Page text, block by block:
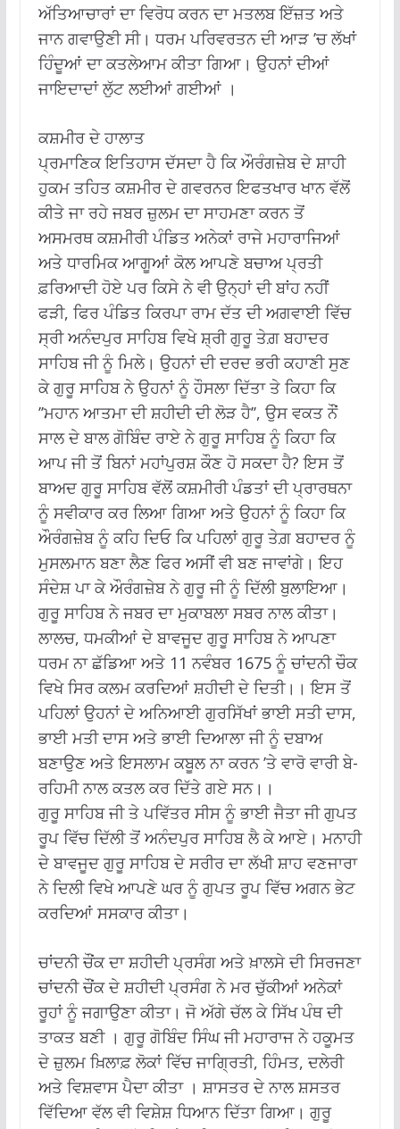
ਅੱਤਿਆਚਾਰਾਂ ਦਾ ਵਿਰੋਧ ਕਰਨ ਦਾ ਮਤਲਬ ਇੱਜ਼ਤ ਅਤੇ
ਜਾਨ ਗਵਾਉਣੀ ਸੀ। ਧਰਮ ਪਰਿਵਰਤਨ ਦੀ ਆੜ ’ਚ ਲੱਖਾਂ
ਹਿੰਦੂਆਂ ਦਾ ਕਤਲੇਆਮ ਕੀਤਾ ਗਿਆ। ਉਹਨਾਂ ਦੀਆਂ
ਜਾਇਦਾਦਾਂ ਲੁੱਟ ਲਈਆਂ ਗਈਆਂ ।
ਕਸ਼ਮੀਰ ਦੇ ਹਾਲਾਤ
ਪ੍ਰਮਾਣਿਕ ਇਤਿਹਾਸ ਦੱਸਦਾ ਹੈ ਕਿ ਔਰੰਗਜ਼ੇਬ ਦੇ ਸ਼ਾਹੀ
ਹੁਕਮ ਤਹਿਤ ਕਸ਼ਮੀਰ ਦੇ ਗਵਰਨਰ ਇਫਤਖਾਰ ਖਾਨ ਵੱਲੋਂ
ਕੀਤੇ ਜਾ ਰਹੇ ਜਬਰ ਜ਼ੁਲਮ ਦਾ ਸਾਹਮਣਾ ਕਰਨ ਤੋਂ
ਅਸਮਰਥ ਕਸ਼ਮੀਰੀ ਪੰਡਿਤ ਅਨੇਕਾਂ ਰਾਜੇ ਮਹਾਰਾਜਿਆਂ
ਅਤੇ ਧਾਰਮਿਕ ਆਗੂਆਂ ਕੋਲ ਆਪਣੇ ਬਚਾਅ ਪ੍ਰਤੀ
ਫ਼ਰਿਆਦੀ ਹੋਏ ਪਰ ਕਿਸੇ ਨੇ ਵੀ ਉਨ੍ਹਾਂ ਦੀ ਬਾਂਹ ਨਹੀਂ
ਫੜੀ, ਫਿਰ ਪੰਡਿਤ ਕਿਰਪਾ ਰਾਮ ਦੱਤ ਦੀ ਅਗਵਾਈ ਵਿੱਚ
ਸ੍ਰੀ ਅਨੰਦਪੁਰ ਸਾਹਿਬ ਵਿਖੇ ਸ਼੍ਰੀ ਗੁਰੂ ਤੇਗ਼ ਬਹਾਦਰ
ਸਾਹਿਬ ਜੀ ਨੂੰ ਮਿਲੇ। ਉਹਨਾਂ ਦੀ ਦਰਦ ਭਰੀ ਕਹਾਣੀ ਸੁਣ
ਕੇ ਗੁਰੂ ਸਾਹਿਬ ਨੇ ਉਹਨਾਂ ਨੂੰ ਹੌਸਲਾ ਦਿੱਤਾ ਤੇ ਕਿਹਾ ਕਿ
’’ਮਹਾਨ ਆਤਮਾ ਦੀ ਸ਼ਹੀਦੀ ਦੀ ਲੋੜ ਹੈ’’, ਉਸ ਵਕਤ ਨੌਂ
ਸਾਲ ਦੇ ਬਾਲ ਗੋਬਿੰਦ ਰਾਏ ਨੇ ਗੁਰੂ ਸਾਹਿਬ ਨੂੰ ਕਿਹਾ ਕਿ
ਆਪ ਜੀ ਤੋਂ ਬਿਨਾਂ ਮਹਾਂਪੁਰਸ਼ ਕੌਣ ਹੋ ਸਕਦਾ ਹੈ? ਇਸ ਤੋਂ
ਬਾਅਦ ਗੁਰੂ ਸਾਹਿਬ ਵੱਲੋਂ ਕਸ਼ਮੀਰੀ ਪੰਡਤਾਂ ਦੀ ਪ੍ਰਾਰਥਨਾ
ਨੂੰ ਸਵੀਕਾਰ ਕਰ ਲਿਆ ਗਿਆ ਅਤੇ ਉਹਨਾਂ ਨੂੰ ਕਿਹਾ ਕਿ
ਔਰੰਗਜ਼ੇਬ ਨੂੰ ਕਹਿ ਦਿਓ ਕਿ ਪਹਿਲਾਂ ਗੁਰੂ ਤੇਗ਼ ਬਹਾਦਰ ਨੂੰ
ਮੁਸਲਮਾਨ ਬਣਾ ਲੈਣ ਫਿਰ ਅਸੀਂ ਵੀ ਬਣ ਜਾਵਾਂਗੇ। ਇਹ
ਸੰਦੇਸ਼ ਪਾ ਕੇ ਔਰੰਗਜ਼ੇਬ ਨੇ ਗੁਰੂ ਜੀ ਨੂੰ ਦਿੱਲੀ ਬੁਲਾਇਆ।
ਗੁਰੂ ਸਾਹਿਬ ਨੇ ਜਬਰ ਦਾ ਮੁਕਾਬਲਾ ਸਬਰ ਨਾਲ ਕੀਤਾ।
ਲਾਲਚ, ਧਮਕੀਆਂ ਦੇ ਬਾਵਜੂਦ ਗੁਰੂ ਸਾਹਿਬ ਨੇ ਆਪਣਾ
ਧਰਮ ਨਾ ਛੱਡਿਆ ਅਤੇ 11 ਨਵੰਬਰ 1675 ਨੂੰ ਚਾਂਦਨੀ ਚੌਕ
ਵਿਖੇ ਸਿਰ ਕਲਮ ਕਰਦਿਆਂ ਸ਼ਹੀਦੀ ਦੇ ਦਿਤੀ।। ਇਸ ਤੋਂ
ਪਹਿਲਾਂ ਉਹਨਾਂ ਦੇ ਅਨਿਆਈ ਗੁਰਸਿੱਖਾਂ ਭਾਈ ਸਤੀ ਦਾਸ,
ਭਾਈ ਮਤੀ ਦਾਸ ਅਤੇ ਭਾਈ ਦਿਆਲਾ ਜੀ ਨੂੰ ਦਬਾਅ
ਬਣਾਉਣ ਅਤੇ ਇਸਲਾਮ ਕਬੂਲ ਨਾ ਕਰਨ ’ਤੇ ਵਾਰੋ ਵਾਰੀ ਬੇ-
ਰਹਿਮੀ ਨਾਲ ਕਤਲ ਕਰ ਦਿੱਤੇ ਗਏ ਸਨ।।
ਗੁਰੂ ਸਾਹਿਬ ਜੀ ਤੇ ਪਵਿੱਤਰ ਸੀਸ ਨੂੰ ਭਾਈ ਜੈਤਾ ਜੀ ਗੁਪਤ
ਰੂਪ ਵਿੱਚ ਦਿੱਲੀ ਤੋਂ ਅਨੰਦਪੁਰ ਸਾਹਿਬ ਲੈ ਕੇ ਆਏ। ਮਨਾਹੀ
ਦੇ ਬਾਵਜੂਦ ਗੁਰੂ ਸਾਹਿਬ ਦੇ ਸਰੀਰ ਦਾ ਲੱਖੀ ਸ਼ਾਹ ਵਣਜਾਰਾ
ਨੇ ਦਿਲੀ ਵਿਖੇ ਆਪਣੇ ਘਰ ਨੂੰ ਗੁਪਤ ਰੂਪ ਵਿੱਚ ਅਗਨ ਭੇਟ
ਕਰਦਿਆਂ ਸਸਕਾਰ ਕੀਤਾ।
ਚਾਂਦਨੀ ਚੌਂਕ ਦਾ ਸ਼ਹੀਦੀ ਪ੍ਰਸੰਗ ਅਤੇ ਖ਼ਾਲਸੇ ਦੀ ਸਿਰਜਣਾ
ਚਾਂਦਨੀ ਚੌਂਕ ਦੇ ਸ਼ਹੀਦੀ ਪ੍ਰਸੰਗ ਨੇ ਮਰ ਚੁੱਕੀਆਂ ਅਨੇਕਾਂ
ਰੂਹਾਂ ਨੂੰ ਜਗਾਉਣਾ ਕੀਤਾ। ਜੋ ਅੱਗੇ ਚੱਲ ਕੇ ਸਿੱਖ ਪੰਥ ਦੀ
ਤਾਕਤ ਬਣੀ । ਗੁਰੂ ਗੋਬਿੰਦ ਸਿੰਘ ਜੀ ਮਹਾਰਾਜ ਨੇ ਹਕੂਮਤ
ਦੇ ਜ਼ੁਲਮ ਖ਼ਿਲਾਫ਼ ਲੋਕਾਂ ਵਿੱਚ ਜਾਗ੍ਰਿਤੀ, ਹਿੰਮਤ, ਦਲੇਰੀ
ਅਤੇ ਵਿਸ਼ਵਾਸ ਪੈਦਾ ਕੀਤਾ । ਸ਼ਾਸਤਰ ਦੇ ਨਾਲ ਸ਼ਸਤਰ
ਵਿੱਦਿਆ ਵੱਲ ਵੀ ਵਿਸ਼ੇਸ਼ ਧਿਆਨ ਦਿੱਤਾ ਗਿਆ। ਗੁਰੂ